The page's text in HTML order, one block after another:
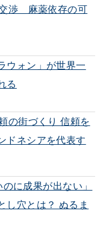
渉 麻薬依存の可
ウォン」が世界一
る
の街づくり 信頼を
ドネシアを代表す
に成果が出ない」
し穴とは？ ぬるま